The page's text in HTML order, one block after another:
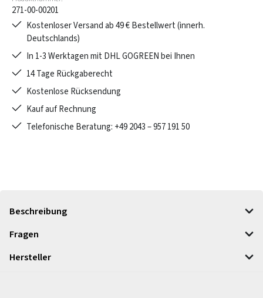
271-00-00201
Kostenloser Versand ab 49 € Bestellwert (innerh.
Deutschlands)
In 1-3 Werktagen mit DHL GOGREEN bei Ihnen
14 Tage Rückgaberecht
Kostenlose Rücksendung
Kauf auf Rechnung
Telefonische Beratung: +49 2043 – 957 191 50
Beschreibung
Fragen
Hersteller